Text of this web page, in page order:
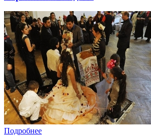
Подробнее